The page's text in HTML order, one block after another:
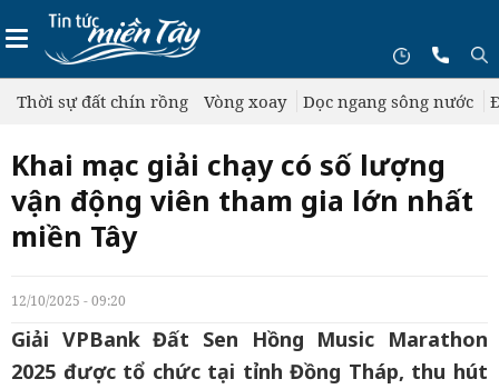
Thời sự đất chín rồng Vòng xoay Dọc ngang sông nước
Khai mạc giải chạy có số lượng
vận động viên tham gia lớn nhất
miền Tây
12/10/2025 - 09:20
Giải VPBank Đất Sen Hồng Music Marathon
2025 được tổ chức tại tỉnh Đồng Tháp, thu hút